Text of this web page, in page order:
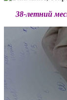
38-летний